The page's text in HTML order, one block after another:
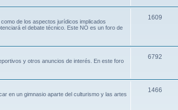
de los aspectos jurídicos implicados
el debate técnico. Este NO es un foro de
1609
y otros anuncios de interés. En este foro
6792
en un gimnasio aparte del culturismo y las artes
1466